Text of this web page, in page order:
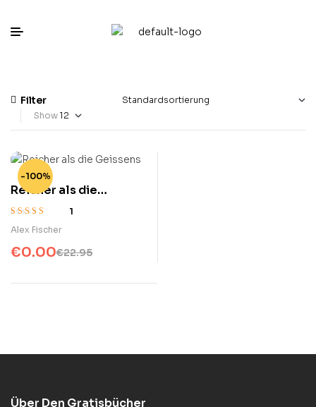
Filter
Show
-100%
Reicher als die
Geissens
von 5
1
Alex Fischer
€22.95
€0.00
Über Den Gratisbücher